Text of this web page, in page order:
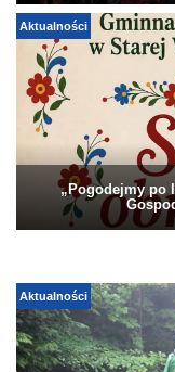
Aktualności
„Pogodejmy po
Aktualności